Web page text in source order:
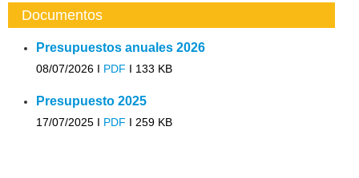
Documentos
Presupuestos anuales 2026
08/07/2026 I PDF I 133 KB
Presupuesto 2025
17/07/2025 I PDF I 259 KB